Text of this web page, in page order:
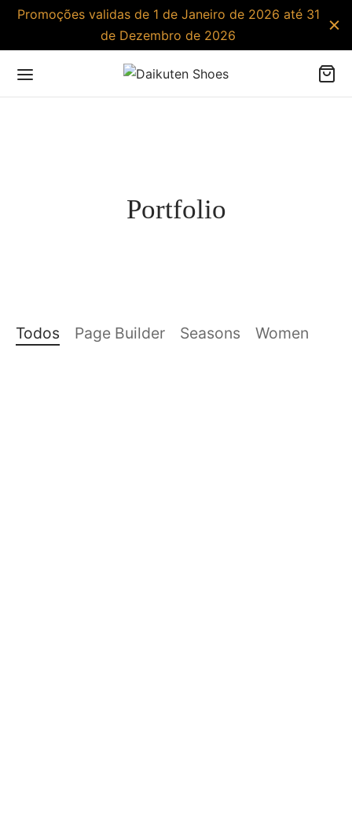
Promoções validas de 1 de Janeiro de 2026 até 31
de Dezembro de 2026
Portfolio
Todos Page Builder Seasons Women